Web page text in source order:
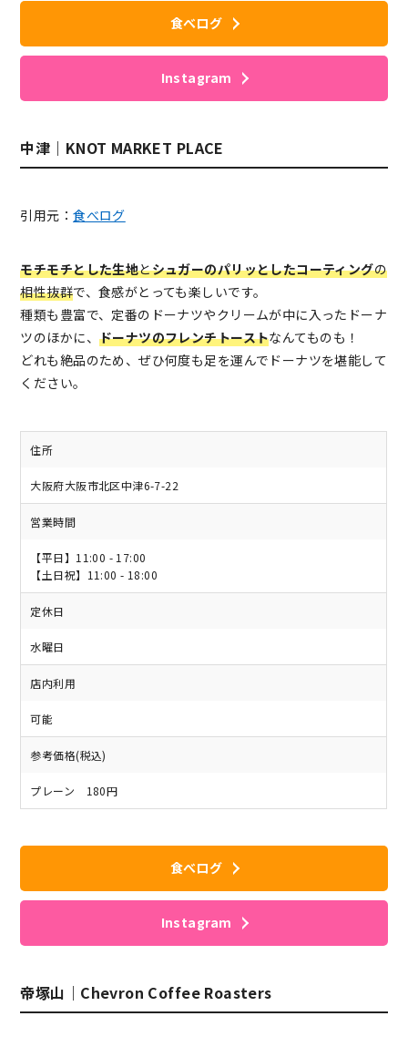
食べログ
Instagram
中津｜KNOT MARKET PLACE
引用元：食べログ
モチモチとした生地とシュガーのパリッとしたコーティングの
相性抜群で、食感がとっても楽しいです。
種類も豊富で、定番のドーナツやクリームが中に入ったドーナ
ツのほかに、 ドーナツのフレンチトーストなんてものも！
どれも絶品のため、ぜひ何度も足を運んでドーナツを堪能して
ください。
住所
大阪府大阪市北区中津6-7-22
営業時間
【平日】11:00 - 17:00
【土日祝】11:00 - 18:00
定休日
水曜日
店内利用
可能
参考価格(税込)
プレーン 180円
食べログ
Instagram
帝塚山｜Chevron Coffee Roasters